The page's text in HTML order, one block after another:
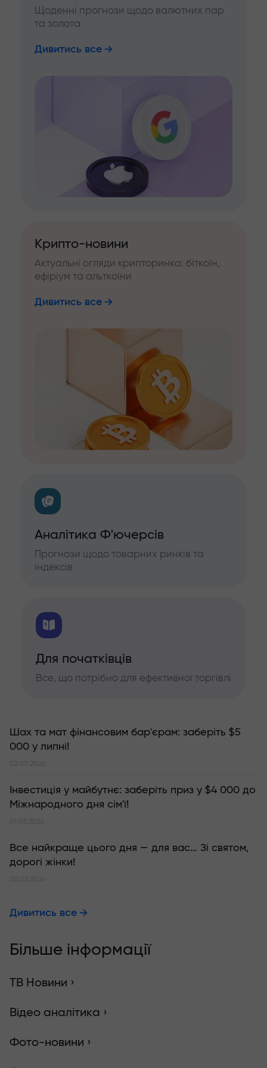
Щоденні прогнози щодо валютних пар
та золота
Дивитись все
Крипто-новини
Актуальні огляди крипторинка: біткоїн,
ефіріум та альткоїни
Дивитись все
Аналітика Ф'ючерсів
Прогнози щодо товарних ринків та
індексів
Для початківців
Все, що потрібно для ефективної торгівлі
Шах та мат фінансовим бар'єрам: заберіть $5
000 у липні!
02.07.2026
Інвестиція у майбутнє: заберіть приз у $4 000 до
Міжнародного дня сім'ї!
01.05.2026
Все найкраще цього дня — для вас… Зі святом,
дорогі жінки!
06.03.2026
Дивитись все
Більше інформації
ТВ Новини ›
Відео аналітика ›
Фото-новини ›